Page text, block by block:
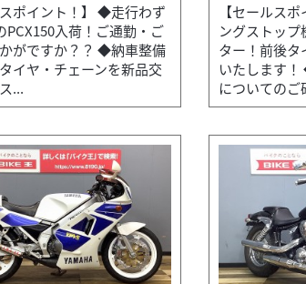
スポイント！】 ◆走行わず
PCX150入荷！ご通勤・ご
がですか？？ ◆納車整備
イヤ・チェーンを新品交
...
【セールス
ングストッ
ター！前後タ
いたします
についてのご